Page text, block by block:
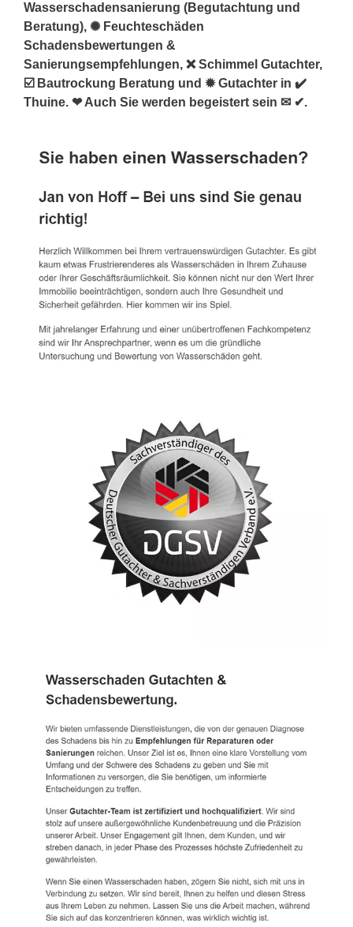
Wasserschadensanierung (Begutachtung und
Beratung), ✺ Feuchteschäden
Schadensbewertungen &
Sanierungsempfehlungen, ❌ Schimmel Gutachter,
☑️ Bautrockung Beratung und ✹ Gutachter in ✔️
Thuine. ❤ Auch Sie werden begeistert sein ✉ ✔.